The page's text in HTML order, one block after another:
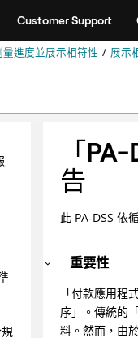
Customer Support
量進度並展示相符性 展示
「
告
此 PA-DSS 依
重要性
「付款應用
序」。傳統的
料。然而，由